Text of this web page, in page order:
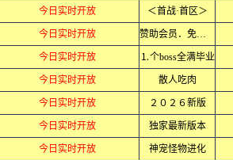
今日实时开放 ＜首战·首区＞
今日实时开放 赞助会员．免费领
今日实时开放 ⒈个boss全满毕业
今日实时开放 散人吃肉
今日实时开放 ２０２６新版
今日实时开放 独家最新版本
今日实时开放 神宠怪物进化